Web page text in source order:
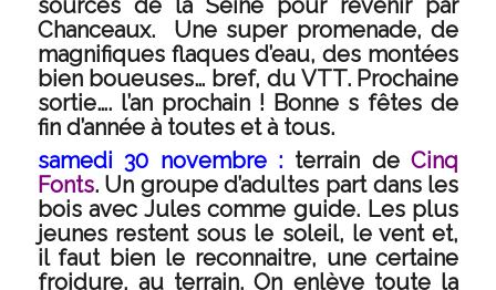
sources de la Seine pour revenir par
Chanceaux. Une super promenade, de
magnifiques flaques d’eau, des montées
bien boueuses… bref, du VTT. Prochaine
sortie…. l’an prochain ! Bonne s fêtes de
fin d’année à toutes et à tous.
samedi 30 novembre : terrain deCinq
Fonts. Un groupe d’adultes part dans les
bois avec Jules comme guide. Les plus
jeunes restent sous le soleil, le vent et,
il faut bien le reconnaitre, une certaine
froidure, au terrain. On enlève toute la